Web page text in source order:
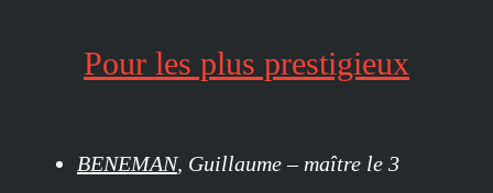
Pour les plus prestigieux
BENEMAN, Guillaume – maître le 3